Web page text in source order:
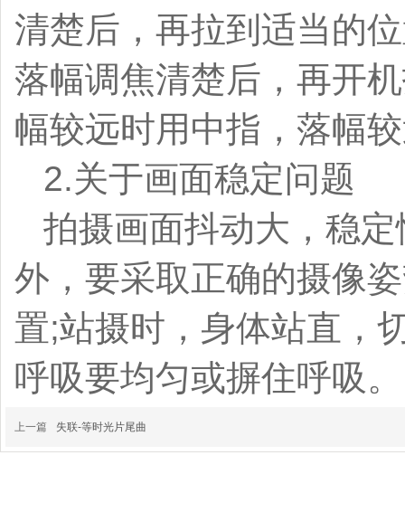
清楚后，再拉到适当的
落幅调焦清楚后，再开
幅较远时用中指，落幅
2.关于画面稳定问题
拍摄画面抖动大，稳
外，要采取正确的摄像
置;站摄时，身体站直，
呼吸要均匀或摒住呼吸。
上一篇 失联-等时光片尾曲